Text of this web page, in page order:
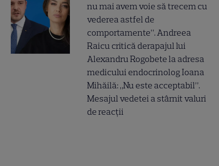
nu mai avem voie să trecem cu
vederea astfel de
comportamente”. Andreea
Raicu critică derapajul lui
Alexandru Rogobete la adresa
medicului endocrinolog Ioana
Mihăilă: „Nu este acceptabil”.
Mesajul vedetei a stârnit valuri
de reacții